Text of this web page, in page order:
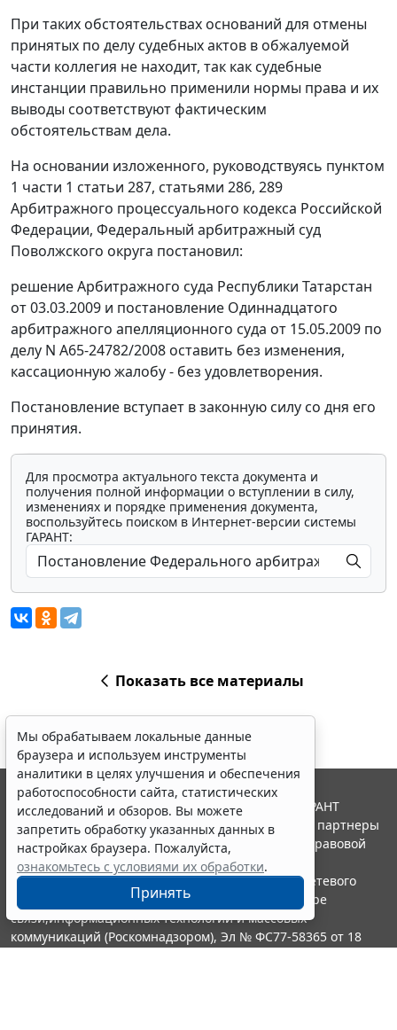
При таких обстоятельствах оснований для отмены
принятых по делу судебных актов в обжалуемой
части коллегия не находит, так как судебные
инстанции правильно применили нормы права и их
выводы соответствуют фактическим
обстоятельствам дела.
На основании изложенного, руководствуясь пунктом
1 части 1 статьи 287, статьями 286, 289
Арбитражного процессуального кодекса Российской
Федерации, Федеральный арбитражный суд
Поволжского округа постановил:
решение Арбитражного суда Республики Татарстан
от 03.03.2009 и постановление Одиннадцатого
арбитражного апелляционного суда от 15.05.2009 по
делу N А65-24782/2008 оставить без изменения,
кассационную жалобу - без удовлетворения.
Постановление вступает в законную силу со дня его
принятия.
Для просмотра актуального текста документа и
получения полной информации о вступлении в силу,
изменениях и порядке применения документа,
воспользуйтесь поиском в Интернет-версии системы
ГАРАНТ:
Показать все материалы
Мы обрабатываем локальные данные
браузера и используем инструменты
аналитики в целях улучшения и обеспечения
работоспособности сайта, статистических
исследований и обзоров. Вы можете
запретить обработку указанных данных в
настройках браузера. Пожалуйста,
ознакомьтесь с условиями их обработки.
Принять
© ООО "НПП "ГАРАНТ-СЕРВИС", 2026. Система ГАРАНТ
выпускается с 1990 года. Компания "Гарант" и ее партнеры
являются участниками Российской ассоциации правовой
информации ГАРАНТ.
Портал ГАРАНТ.РУ зарегистрирован в качестве сетевого
издания Федеральной службой по надзору в сфере
связи,информационных технологий и массовых
коммуникаций (Роскомнадзором), Эл № ФС77-58365 от 18